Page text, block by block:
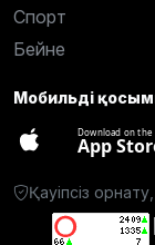
Спорт
Бейне
Мобильді
Download on the
App
Қауіпсіз